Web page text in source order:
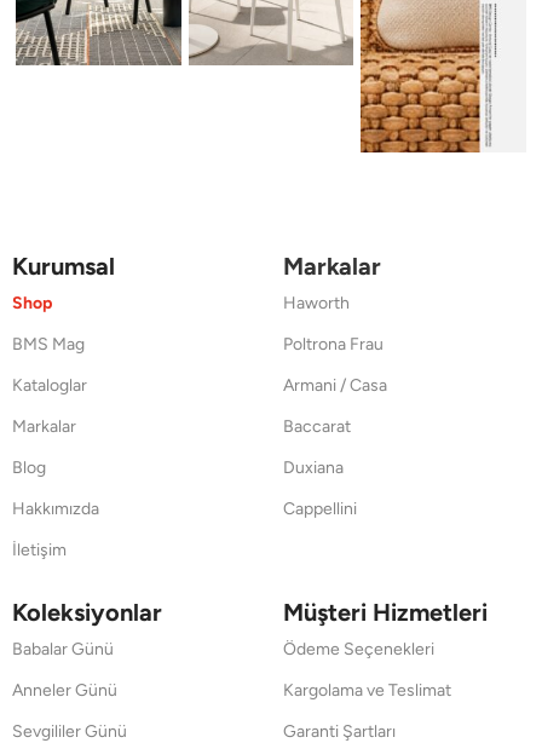
Kurumsal
Shop
BMS Mag
Kataloglar
Markalar
Blog
Hakkımızda
İletişim
Markalar
Haworth
Poltrona Frau
Armani / Casa
Baccarat
Duxiana
Cappellini
Koleksiyonlar
Babalar Günü
Anneler Günü
Sevgililer Günü
Müşteri Hizmetleri
Ödeme Seçenekleri
Kargolama ve Teslimat
Garanti Şartları